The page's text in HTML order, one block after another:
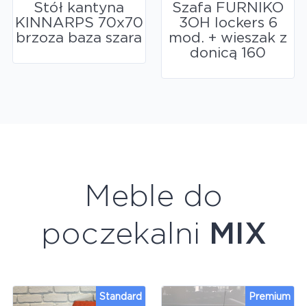
Stół kantyna
KINNARPS 70x70
brzoza baza szara
Szafa FURNIKO
3OH lockers 6
mod. + wieszak z
donicą 160
Meble do
poczekalni MIX
Standard Premium